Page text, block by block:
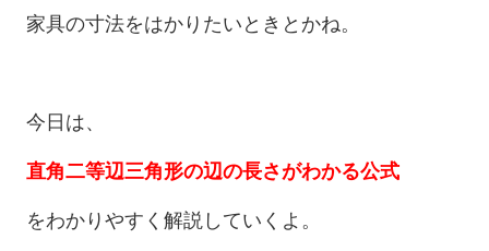
家具の寸法をはかりたいときとかね。
今日は、
直角二等辺三角形の辺の長さがわかる公式
をわかりやすく解説していくよ。